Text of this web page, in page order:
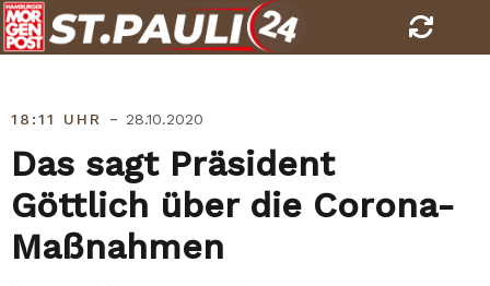
Skip
to
18:11 UHR - 28.10.2020
Das sagt Präsident
Göttlich über die Corona-
Maßnahmen